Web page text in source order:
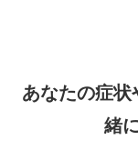
あなたの症
緒